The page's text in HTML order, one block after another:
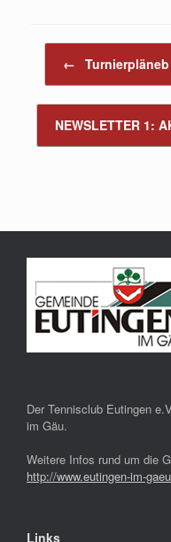
Beitragsnavigation
←
NEWSLETTER 1:
Der Tennisclub Eutingen
im Gäu.
Weitere Infos rund um die
http://www.eutingen-im-
Links